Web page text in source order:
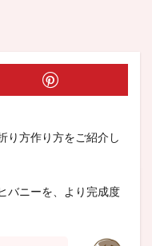
り方作り方をご紹介し
バニーを、より完成度